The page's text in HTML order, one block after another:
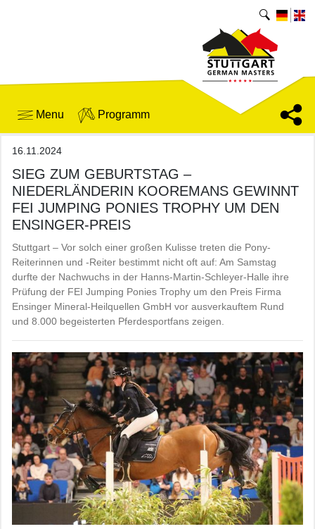
Menu Programm
16.11.2024
SIEG ZUM GEBURTSTAG –
NIEDERLÄNDERIN KOOREMANS GEWINNT
FEI JUMPING PONIES TROPHY UM DEN
ENSINGER-PREIS
Stuttgart – Vor solch einer großen Kulisse treten die Pony-
Reiterinnen und -Reiter bestimmt nicht oft auf: Am Samstag
durfte der Nachwuchs in der Hanns-Martin-Schleyer-Halle ihre
Prüfung der FEI Jumping Ponies Trophy um den Preis Firma
Ensinger Mineral-Heilquellen GmbH vor ausverkauftem Rund
und 8.000 begeisterten Pferdesportfans zeigen.